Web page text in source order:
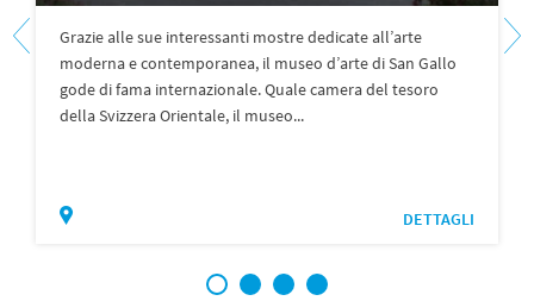
Grazie alle sue interessanti mostre dedicate all’arte
moderna e contemporanea, il museo d’arte di San Gallo
gode di fama internazionale. Quale camera del tesoro
della Svizzera Orientale, il museo...
DETTAGLI
1